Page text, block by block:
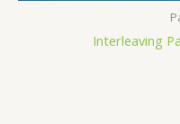
Interleaving